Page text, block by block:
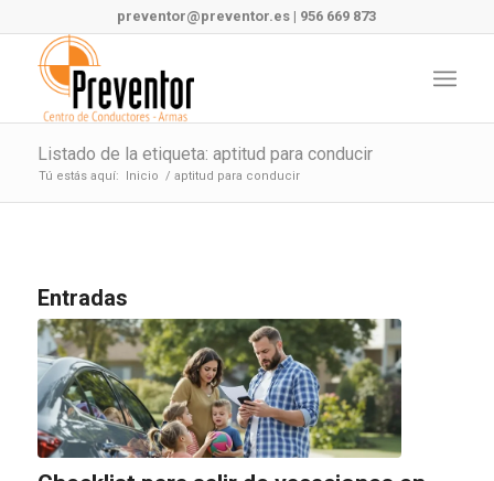
preventor@preventor.es | 956 669 873
Listado de la etiqueta: aptitud para conducir
Tú estás aquí: Inicio / aptitud para conducir
Entradas